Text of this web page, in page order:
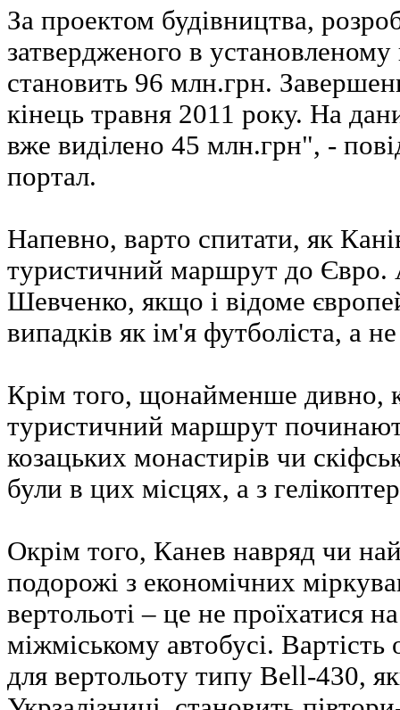
За проектом будівництва,
затвердженого в установленому
становить 96 млн.грн.
кінець травня 2011 року. На
вже виділено 45 млн.грн", -
портал.
Напевно, варто спитати, як
туристичний маршрут до Євро.
Шевченко, якщо і відоме
випадків як ім'я футболіста, а
Крім того, щонайменше дивно,
туристичний маршрут
козацьких монастирів чи
були в цих місцях, а з
Окрім того, Канев навряд чи
подорожі з економічних
вертольоті – це не проїхатися
міжміському автобусі. Вартість
для вертольоту типу Bell-430,